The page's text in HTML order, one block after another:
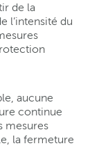
de la
l’intensité du
aucune
continue
mesures
la fermeture